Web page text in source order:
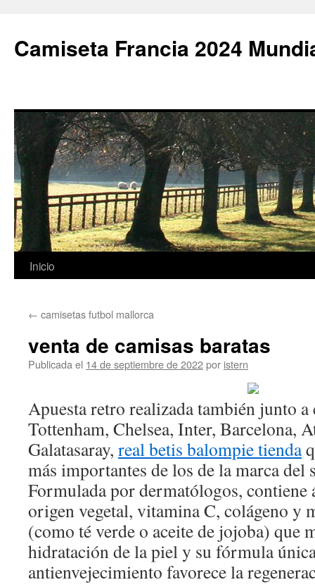
Camiseta Francia 2024
Saltar
contenido
Inicio
← camisetas futbol mallorca
venta de camisas baratas
Publicada el 14 de septiembre de 2022por istern
Apuesta retro realizada también junto
Tottenham, Chelsea, Inter, Barcelona,
Galatasaray, real betis balompie tienda
más importantes de los de la marca del
Formulada por dermatólogos,
origen vegetal, vitamina C, colágeno y
(como té verde o aceite de jojoba) que
hidratación de la piel y su fórmula
antienvejecimiento favorece la